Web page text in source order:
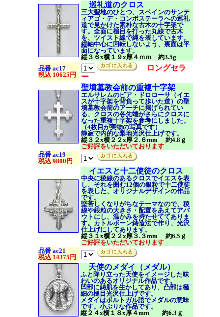
巡礼道のクロス
三大聖地のひとつ、スペインのサンテ
ィアゴ・デ・コンポステーラへの巡礼
道で見かけた素朴な古木の十字架で
す。全面に槌目を打った丸線で古木
を、ツイスト線で縄を表しています。
縦軸中心に回転しないよう、裏面は平
面になっています。
縦３６x横１９x厚４ｍｍ 約3.5g
品番 ac17
税込 10625円
ロングセラ
ー
聖墳墓教会前の重複十字架
エルサレムのビア・ドロローサ（イエ
スが十字架を背負って歩いた道）の聖
墳墓教会前のアーチに掲げられてい
る、クロスの各先端がさらにクロスに
なった重複十字架を参考にしました。
（4枚目が実物の写真です）
静寂で内的な梨地光沢仕上げです。
縦３２x横２２x厚２.６mm 約4.8ｇ
ご好評をいただいております
品番 ac19
税込 9800円
イエスと十二使徒のクロス
中央に稜線のあるクロスでイエスを表
し、それを囲む12個の銀粒で十二使徒
を表した、オリジナルデザインの作品
です。
堅苦しくなりがちなテーマなので、稜
線や銀粒の大きさ・配置をあえてアバ
ウトにし、温かみを持たせててありま
す。カトルボーン鋳造法で作り、光沢
仕上げにしてあります。
縦３１x横２２x厚３.３mm 約6.5ｇ
ご好評をいただいております
品番 ac21
税込 14375円
天使のメダイ（メダル）
ふと降り立った天使をイメージした味
わいのあるオリジナル作品です。
凹部に鋳肌を生かしてあり、凸部は極
細の槌目光沢仕上げです。
メダイはポルトガル語でメダルの意味
です。 小ぶりな作品です。
縦２４x横１８x厚４mm 約6.3ｇ